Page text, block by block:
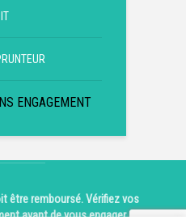
ENGAGEMENT
être remboursé. Vérifiez vos
avant de vous engager.